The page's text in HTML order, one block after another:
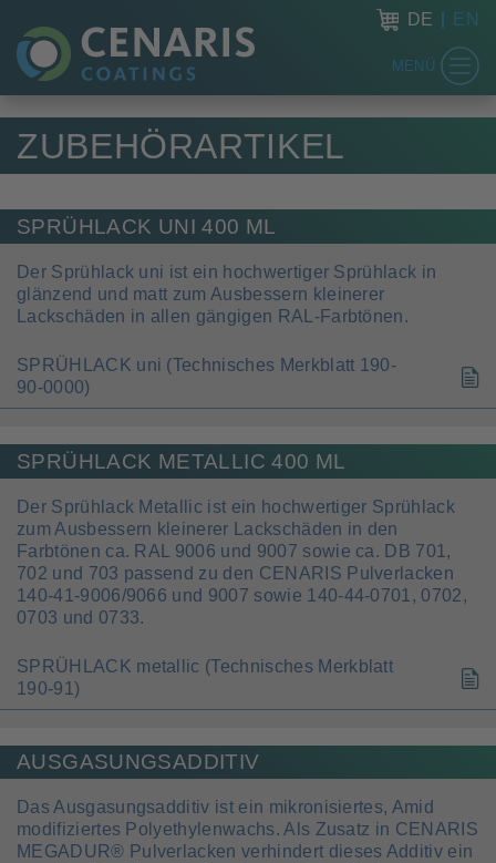
MENÜ
DE EN
ZUBEHÖRARTIKEL
SPRÜHLACK UNI 400 ML
Der Sprühlack uni ist ein hochwertiger Sprühlack in
glänzend und matt zum Ausbessern kleinerer
Lackschäden in allen gängigen RAL-Farbtönen.
SPRÜHLACK uni (Technisches Merkblatt 190-
90-0000)
SPRÜHLACK METALLIC 400 ML
Der Sprühlack Metallic ist ein hochwertiger Sprühlack
zum Ausbessern kleinerer Lackschäden in den
Farbtönen ca. RAL 9006 und 9007 sowie ca. DB 701,
702 und 703 passend zu den CENARIS Pulverlacken
140-41-9006/9066 und 9007 sowie 140-44-0701, 0702,
0703 und 0733.
SPRÜHLACK metallic (Technisches Merkblatt
190-91)
AUSGASUNGSADDITIV
Das Ausgasungsadditiv ist ein mikronisiertes, Amid
modifiziertes Polyethylenwachs. Als Zusatz in CENARIS
MEGADUR® Pulverlacken verhindert dieses Additiv ein